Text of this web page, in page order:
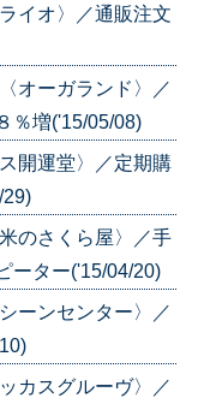
イオ〉／通販注文
オーガランド〉／
％増('15/05/08)
開運堂〉／定期購
29)
のさくら屋〉／手
ーター('15/04/20)
ーンセンター〉／
カスグルーヴ〉／